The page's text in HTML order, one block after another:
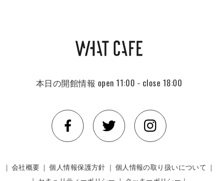
本日の開館情報 open 11:00 - close 18:00
｜ 会社概要 ｜個人情報保護方針 ｜ 個人情報の取り扱いについて ｜